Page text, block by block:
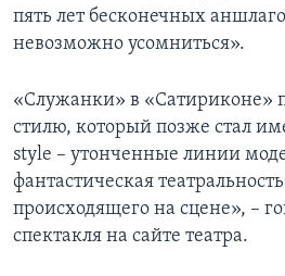
пять лет бесконечных
невозможно усомниться».
«Служанки» в «Сатириконе»
стилю, который позже стал
style – утонченные линии
фантастическая
происходящего на сцене», –
спектакля на сайте театра.